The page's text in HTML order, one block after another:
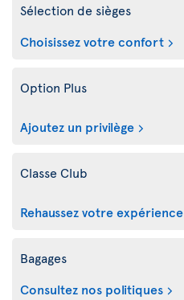
Sélection de sièges
Choisissez votre confort
Option Plus
Ajoutez un privilège
Classe Club
Rehaussez votre expérience
Bagages
Consultez nos politiques